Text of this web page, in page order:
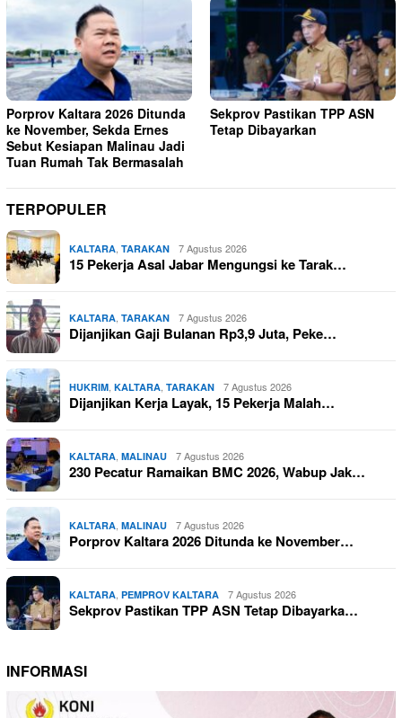
Porprov Kaltara 2026 Ditunda
ke November, Sekda Ernes
Sebut Kesiapan Malinau Jadi
Tuan Rumah Tak Bermasalah
Sekprov Pastikan TPP ASN
Tetap Dibayarkan
TERPOPULER
KALTARA, TARAKAN 7 Agustus 2026
15 Pekerja Asal Jabar Mengungsi ke Tarak…
KALTARA, TARAKAN 7 Agustus 2026
Dijanjikan Gaji Bulanan Rp3,9 Juta, Peke…
HUKRIM, KALTARA, TARAKAN 7 Agustus 2026
Dijanjikan Kerja Layak, 15 Pekerja Malah…
KALTARA, MALINAU 7 Agustus 2026
230 Pecatur Ramaikan BMC 2026, Wabup Jak…
KALTARA, MALINAU 7 Agustus 2026
Porprov Kaltara 2026 Ditunda ke November…
KALTARA, PEMPROV KALTARA 7 Agustus 2026
Sekprov Pastikan TPP ASN Tetap Dibayarka…
INFORMASI